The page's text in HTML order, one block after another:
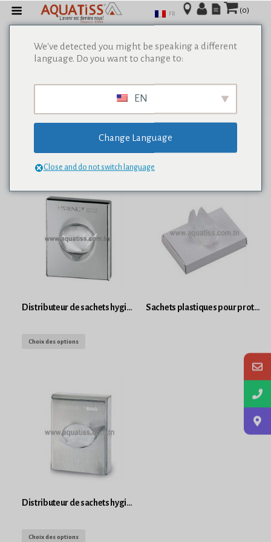
(0)
Distributeur de sachets hygiéniques ABS chromé
Choix des options
Sachets plastiques pour protection périodiques
Distributeur de sachets hygiéniques inox brillant
Choix des options
FR
We've detected you might be speaking a different
language. Do you want to change to:
EN
Change Language
Close and do not switch language